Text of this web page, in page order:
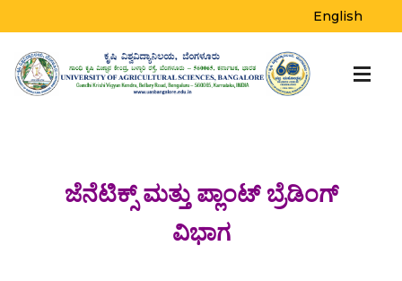
English
ಜೆನೆಟಿಕ್ಸ್ ಮತ್ತು ಪ್ಲಾಂಟ್ ಬ್ರೆಡಿಂಗ್
ವಿಭಾಗ